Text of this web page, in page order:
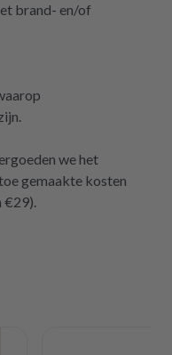
brand- en/of
we het
gemaakte kosten
€29).